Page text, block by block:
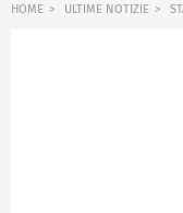
HOME ULTIME NOTIZIE